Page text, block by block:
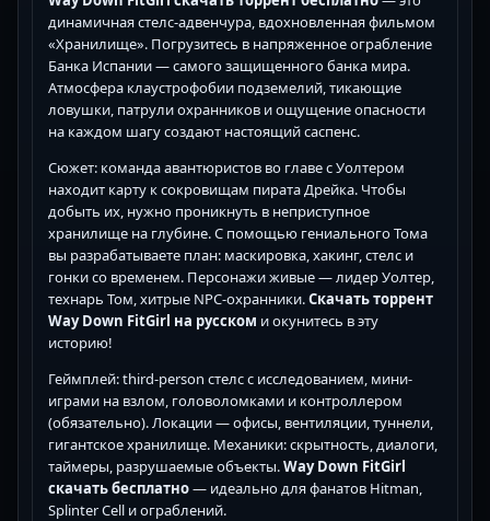
динамичная стелс-адвенчура, вдохновленная фильмом
«Хранилище». Погрузитесь в напряженное ограбление
Банка Испании — самого защищенного банка мира.
Атмосфера клаустрофобии подземелий, тикающие
ловушки, патрули охранников и ощущение опасности
на каждом шагу создают настоящий саспенс.
Сюжет: команда авантюристов во главе с Уолтером
находит карту к сокровищам пирата Дрейка. Чтобы
добыть их, нужно проникнуть в неприступное
хранилище на глубине. С помощью гениального Тома
вы разрабатываете план: маскировка, хакинг, стелс и
гонки со временем. Персонажи живые — лидер Уолтер,
технарь Том, хитрые NPC-охранники.Скачать торрент
Way Down FitGirl на русском и окунитесь в эту
историю!
Геймплей: third-person стелс с исследованием, мини-
играми на взлом, головоломками и контроллером
(обязательно). Локации — офисы, вентиляции, туннели,
гигантское хранилище. Механики: скрытность, диалоги,
таймеры, разрушаемые объекты.Way Down FitGirl
скачать бесплатно— идеально для фанатов Hitman,
Splinter Cell и ограблений.